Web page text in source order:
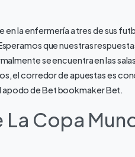
la enfermería a tres de sus
que nuestras
se encuentra en las
el corredor de apuestas es
apodo de Bet bookmaker Bet.
Copa